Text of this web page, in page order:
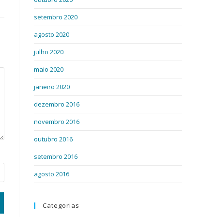
setembro 2020
agosto 2020
julho 2020
maio 2020
janeiro 2020
dezembro 2016
novembro 2016
outubro 2016
setembro 2016
agosto 2016
Categorias